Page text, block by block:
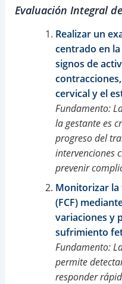
Evaluación Integral
Realizar un
centrado en
signos de
cervical y el
Fundamento:
la gestante es
progreso del
intervenciones
prevenir
Monitorizar la
(FCF)
variaciones y
sufrimiento
Fundamento:
permite
responder